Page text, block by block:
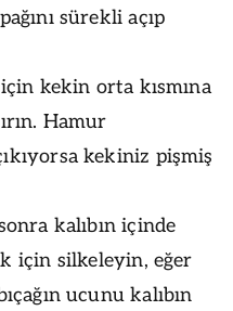
sürekli açıp
kekin orta kısmına
Hamur
kekiniz pişmiş
kalıbın içinde
için silkeleyin, eğer
ucunu kalıbın